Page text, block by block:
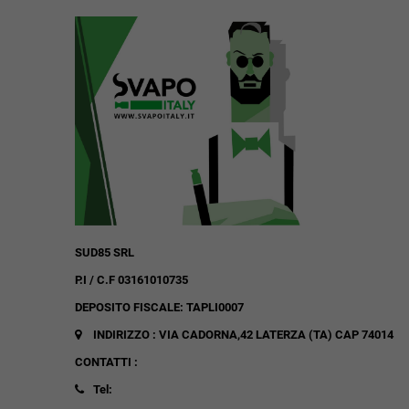
SUD85 SRL
P.I / C.F 03161010735
DEPOSITO FISCALE: TAPLI0007
INDIRIZZO : VIA CADORNA,42 LATERZA (TA) CAP 74014
CONTATTI :
Tel: